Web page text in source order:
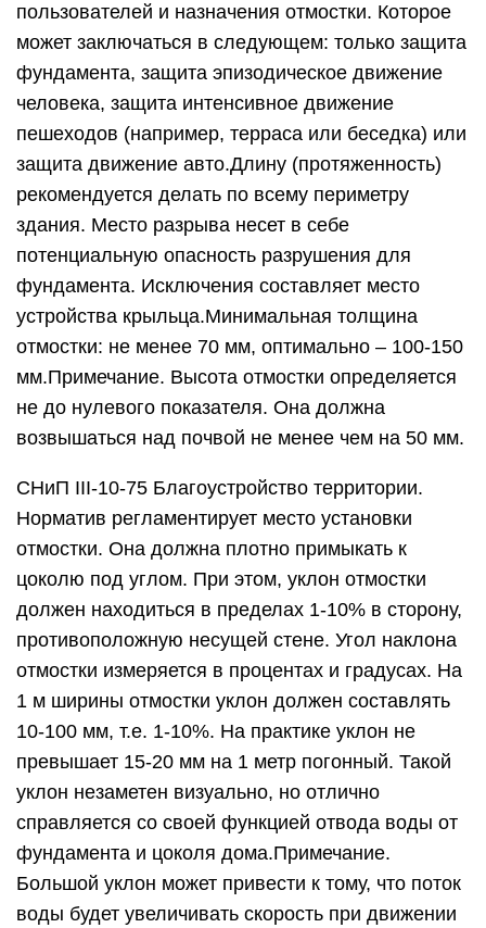
пользователей и назначения отмостки. Которое
может заключаться в следующем: только защита
фундамента, защита эпизодическое движение
человека, защита интенсивное движение
пешеходов (например, терраса или беседка) или
защита движение авто.Длину (протяженность)
рекомендуется делать по всему периметру
здания. Место разрыва несет в себе
потенциальную опасность разрушения для
фундамента. Исключения составляет место
устройства крыльца.Минимальная толщина
отмостки: не менее 70 мм, оптимально – 100-150
мм.Примечание. Высота отмостки определяется
не до нулевого показателя. Она должна
возвышаться над почвой не менее чем на 50 мм.
СНиП III-10-75 Благоустройство территории.
Норматив регламентирует место установки
отмостки. Она должна плотно примыкать к
цоколю под углом. При этом, уклон отмостки
должен находиться в пределах 1-10% в сторону,
противоположную несущей стене. Угол наклона
отмостки измеряется в процентах и градусах. На
1 м ширины отмостки уклон должен составлять
10-100 мм, т.е. 1-10%. На практике уклон не
превышает 15-20 мм на 1 метр погонный. Такой
уклон незаметен визуально, но отлично
справляется со своей функцией отвода воды от
фундамента и цоколя дома.Примечание.
Большой уклон может привести к тому, что поток
воды будет увеличивать скорость при движении